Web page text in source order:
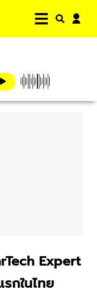
Expert
กในไทย